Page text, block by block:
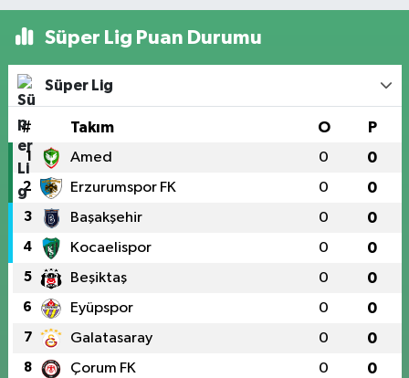
Süper Lig Puan Durumu
Süper Lig
# Takım O P
1 Amed 0 0
2 Erzurumspor FK 0 0
3 Başakşehir 0 0
4 Kocaelispor 0 0
5 Beşiktaş 0 0
6 Eyüpspor 0 0
7 Galatasaray 0 0
8 Çorum FK 0 0